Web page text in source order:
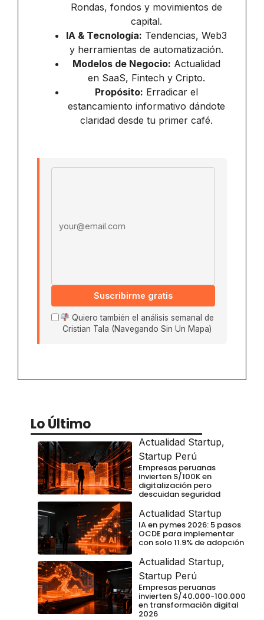
Rondas, fondos y movimientos de
capital.
IA & Tecnología: Tendencias, Web3
y herramientas de automatización.
Modelos de Negocio: Actualidad
en SaaS, Fintech y Cripto.
Propósito: Erradicar el
estancamiento informativo dándote
claridad desde tu primer café.
Suscribirme gratis
Quiero también el análisis semanal de
Cristian Tala (Navegando Sin Un Mapa)
Lo Último
Actualidad Startup,
Startup Perú
Empresas peruanas
invierten S/100K en
digitalización pero
descuidan seguridad
Actualidad Startup
IA en pymes 2026: 5 pasos
OCDE para implementar
con solo 11.9% de adopción
Actualidad Startup,
Startup Perú
Empresas peruanas
invierten S/40.000-100.000
en transformación digital
2026